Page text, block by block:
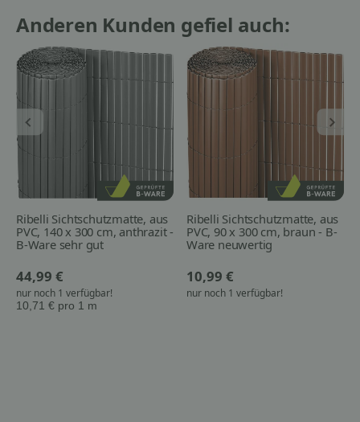
Anderen Kunden gefiel auch:
Ribelli Sichtschutzmatte, aus
PVC, 140 x 300 cm, anthrazit -
B-Ware sehr gut
44,99 €
nur noch 1 verfügbar!
10,71 € pro 1 m
Ribelli Sichtschutzmatte, aus
PVC, 90 x 300 cm, braun - B-
Ware neuwertig
10,99 €
nur noch 1 verfügbar!